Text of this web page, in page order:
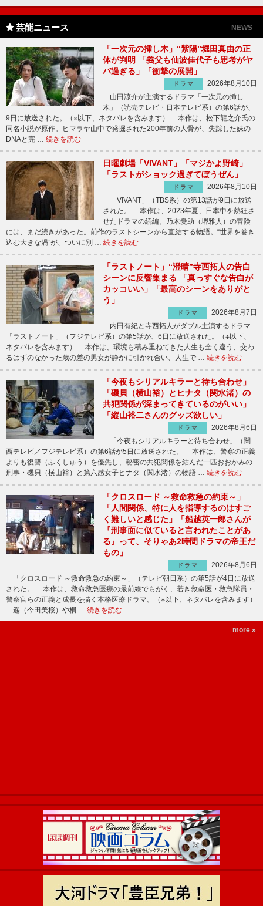
芸能ニュース NEWS
「一次元の挿し木」“紫陽”堀田真由の正
体が判明 「義父も仙波佳代子も思考がヤ
バ過ぎる」「衝撃の展開」
ドラマ
2026年8月10日
山田涼介が主演するドラマ「一次元の挿し
木」（読売テレビ・日本テレビ系）の第6話が、
9日に放送された。（※以下、ネタバレを含みます） 本作は、松下龍之介氏の
同名小説が原作。ヒマラヤ山中で発掘された200年前の人骨が、失踪した妹の
DNAと完 … 続きを読む
日曜劇場「VIVANT」「マジかよ野崎」
「ラストがショック過ぎてぼうぜん」
ドラマ
2026年8月10日
「VIVANT」（TBS系）の第13話が9日に放送
された。 本作は、2023年夏、日本中を熱狂さ
せたドラマの続編。乃木憂助（堺雅人）の冒険
には、まだ続きがあった。前作のラストシーンから直結する物語。“世界を巻き
込む大きな渦”が、ついに別 … 続きを読む
「ラストノート」“澄晴”寺西拓人の告白
シーンに反響集まる 「真っすぐな告白が
カッコいい」「最高のシーンをありがと
う」
ドラマ
2026年8月7日
内田有紀と寺西拓人がダブル主演するドラマ
「ラストノート」（フジテレビ系）の第5話が、6日に放送された。（※以下、
ネタバレを含みます） 本作は、環境も積み重ねてきた人生も全く違う、交わ
るはずのなかった歳の差の男女が静かに引かれ合い、人生で … 続きを読む
「今夜もシリアルキラーと待ち合わせ」
「磯貝（横山裕）とヒナタ（関水渚）の
共犯関係が深まってきているのがいい」
「縦山裕二さんのグッズ欲しい」
ドラマ
2026年8月6日
「今夜もシリアルキラーと待ち合わせ」（関
西テレビ／フジテレビ系）の第6話が5日に放送された。 本作は、警察の正義
よりも復讐（ふくしゅう）を優先し、秘密の共犯関係を結んだ一匹おおかみの
刑事・磯貝（横山裕）と第六感女子ヒナタ（関水渚）の物語 … 続きを読む
「クロスロード ～救命救急の約束～」
「人間関係、特に人を指導するのはすご
く難しいと感じた」「船越英一郎さんが
『刑事面に似ていると言われたことがあ
る』って、そりゃあ2時間ドラマの帝王だ
もの」
ドラマ
2026年8月6日
「クロスロード ～救命救急の約束～」（テレビ朝日系）の第5話が4日に放送
された。 本作は、救命救急医療の最前線でもがく、若き救命医・救急隊員・
警察官らの正義と成長を描く本格医療ドラマ。（※以下、ネタバレを含みます）
遥（今田美桜）や桐 … 続きを読む
more »